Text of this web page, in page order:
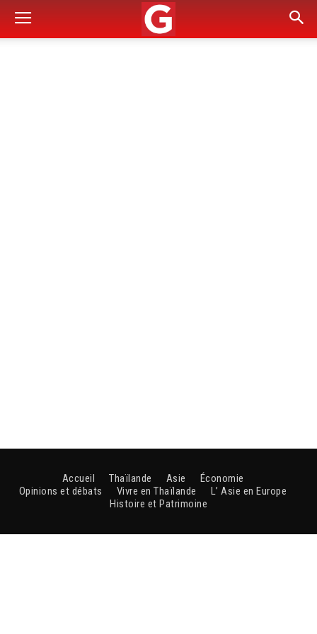
Accueil Thaïlande Asie
Économie
Opinions et débats
Vivre en Thaïlande
L’ Asie en Europe
Histoire et Patrimoine